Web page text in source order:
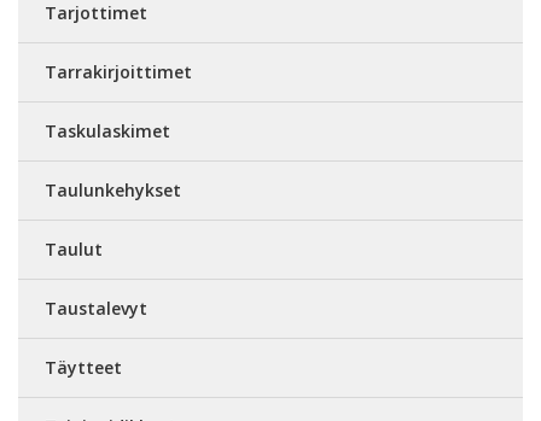
Tarjottimet
Tarrakirjoittimet
Taskulaskimet
Taulunkehykset
Taulut
Taustalevyt
Täytteet